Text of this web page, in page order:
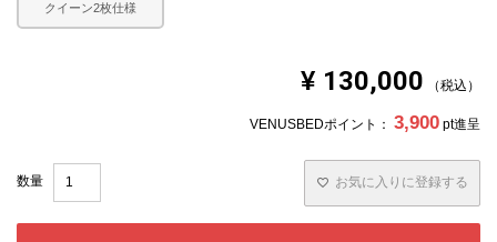
クイーン2枚仕様
¥ 130,000 税込
VENUSBEDポイント： 3,900 pt進呈
お気に入りに登録する